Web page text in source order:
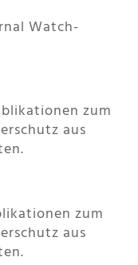
Watch-
zum
aus
zum
aus